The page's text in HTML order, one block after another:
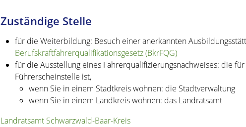
Zuständige Stelle
für die Weiterbildung: Besuch einer anerkannten
Berufskraftfahrerqualifikationsgesetz (BkrFQG)
für die Ausstellung eines Fahrerqualifizierungsnachweises: die
Führerscheinstelle ist,
wenn Sie in einem Stadtkreis wohnen: die Stadtverwaltung
wenn Sie in einem Landkreis wohnen: das Landratsamt
Landratsamt Schwarzwald-Baar-Kreis